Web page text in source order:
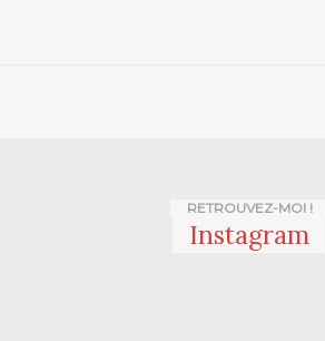
RETROUVEZ-MOI !
Instagram